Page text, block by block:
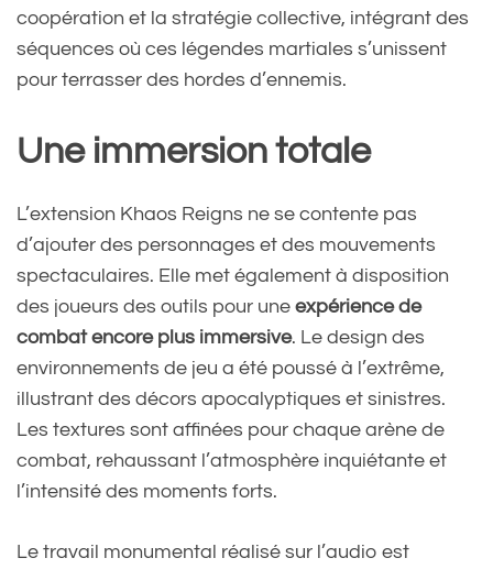
coopération et la stratégie collective, intégrant des
séquences où ces légendes martiales s’unissent
pour terrasser des hordes d’ennemis.
Une immersion totale
L’extension Khaos Reigns ne se contente pas
d’ajouter des personnages et des mouvements
spectaculaires. Elle met également à disposition
des joueurs des outils pour une expérience de
combat encore plus immersive. Le design des
environnements de jeu a été poussé à l’extrême,
illustrant des décors apocalyptiques et sinistres.
Les textures sont affinées pour chaque arène de
combat, rehaussant l’atmosphère inquiétante et
l’intensité des moments forts.
Le travail monumental réalisé sur l’audio est